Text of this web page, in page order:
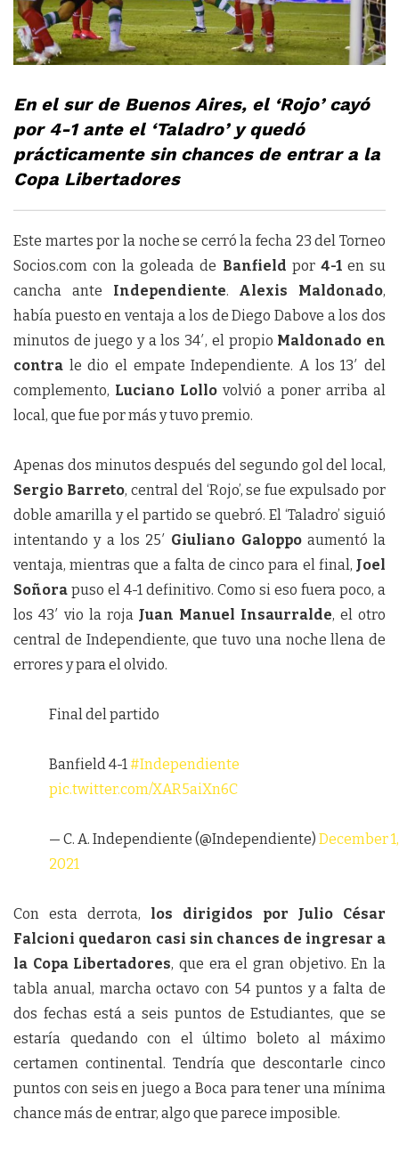
En el sur de Buenos Aires, el ‘Rojo’ cayó
por 4-1 ante el ‘Taladro’ y quedó
prácticamente sin chances de entrar a la
Copa Libertadores
Este martes por la noche se cerró la fecha 23 del Torneo
Socios.com con la goleada de Banfield por 4-1en su
cancha ante Independiente. Alexis Maldonado,
había puesto en ventaja a los de Diego Dabove a los dos
minutos de juego y a los 34′, el propio Maldonado en
contra le dio el empate Independiente. A los 13′ del
complemento, Luciano Lollo volvió a poner arriba al
local, que fue por más y tuvo premio.
Apenas dos minutos después del segundo gol del local,
Sergio Barreto, central del ‘Rojo’, se fue expulsado por
doble amarilla y el partido se quebró. El ‘Taladro’ siguió
intentando y a los 25′ Giuliano Galoppoaumentó la
ventaja, mientras que a falta de cinco para el final, Joel
Soñora puso el 4-1 definitivo. Como si eso fuera poco, a
los 43′ vio la roja Juan Manuel Insaurralde, el otro
central de Independiente, que tuvo una noche llena de
errores y para el olvido.
Final del partido
Banfield 4-1#Independiente
pic.twitter.com/XAR5aiXn6C
— C. A. Independiente (@Independiente) December 1,
2021
Con esta derrota, los dirigidos por Julio César
Falcioni quedaron casi sin chances de ingresar a
la Copa Libertadores, que era el gran objetivo. En la
tabla anual, marcha octavo con 54 puntos y a falta de
dos fechas está a seis puntos de Estudiantes, que se
estaría quedando con el último boleto al máximo
certamen continental. Tendría que descontarle cinco
puntos con seis en juego a Boca para tener una mínima
chance más de entrar, algo que parece imposible.